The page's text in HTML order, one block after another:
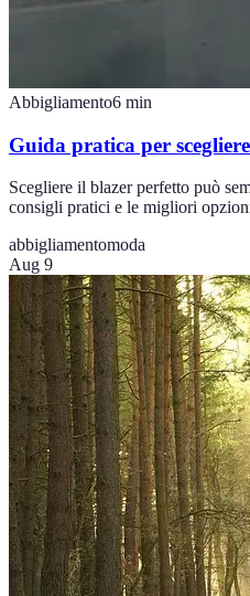
Abbigliamento6 min
Guida pratica per
Scegliere il blazer perfetto può
consigli pratici e le migliori
abbigliamentomoda
Aug 9